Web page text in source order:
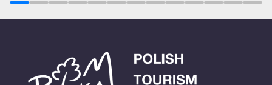
1 2 3 4 5 6 7 8 9 10 11 12 13